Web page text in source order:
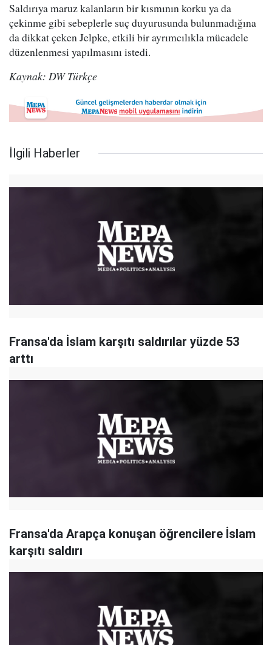
Saldırıya maruz kalanların bir kısmının korku ya da
çekinme gibi sebeplerle suç duyurusunda bulunmadığına
da dikkat çeken Jelpke, etkili bir ayrımcılıkla mücadele
düzenlenmesi yapılmasını istedi.
Kaynak: DW Türkçe
İlgili Haberler
Fransa'da İslam karşıtı saldırılar yüzde 53
arttı
Fransa'da Arapça konuşan öğrencilere İslam
karşıtı saldırı